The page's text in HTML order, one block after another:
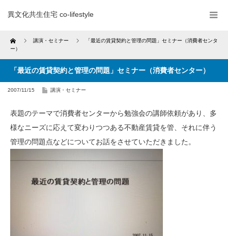
異文化共生住宅 co-lifestyle
Home 講演・セミナー
「最近の賃貸契約と管理の問題」セミナー（消費者センタ
ー）
「最近の賃貸契約と管理の問題」セミナー（消費者センター）
2007/11/15 講演・セミナー
表題のテーマで消費者センターから勉強会の講師依頼があり、多
様なニーズに応えて変わりつつある不動産賃貸を管、それに伴う
管理の問題点などについてお話をさせていただきました。